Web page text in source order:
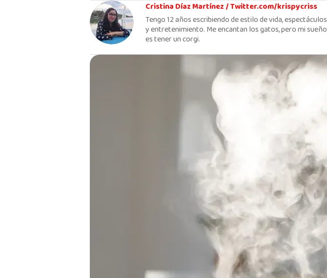
Cristina Díaz Martínez /Twitter.com/krispycriss
Tengo 12 años escribiendo de estilo de vida, espectáculos
y entretenimiento. Me encantan los gatos, pero mi sueño
es tener un corgi.